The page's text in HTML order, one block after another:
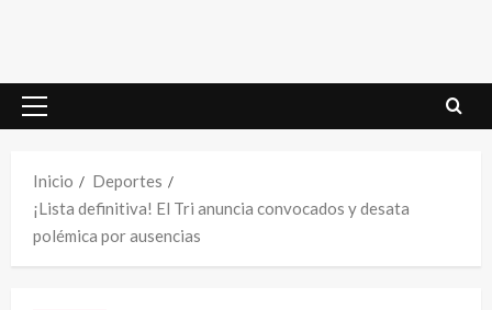
Menú
Inicio
Deportes
¡Lista definitiva! El Tri anuncia convocados y desata
polémica por ausencias